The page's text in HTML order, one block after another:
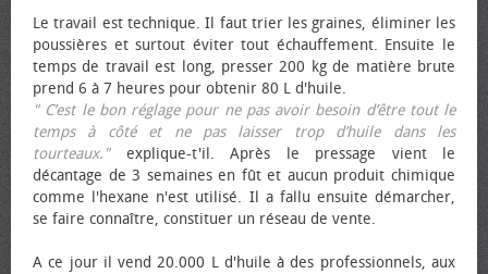
Le travail est technique. Il faut trier les graines, éliminer les
poussières et surtout éviter tout échauffement. Ensuite le
temps de travail est long, presser 200 kg de matière brute
prend 6 à 7 heures pour obtenir 80 L d'huile.
" C’est le bon réglage pour ne pas avoir besoin d’être tout le
temps à côté et ne pas laisser trop d’huile dans les
tourteaux."explique-t'il. Après le pressage vient le
décantage de 3 semaines en fût et aucun produit chimique
comme l'hexane n'est utilisé. Il a fallu ensuite démarcher,
se faire connaître, constituer un réseau de vente.
A ce jour il vend 20.000 L d'huile à des professionnels, aux